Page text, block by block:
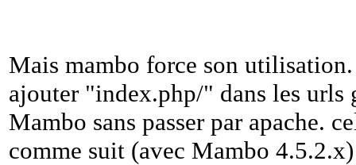
Mais mambo force son
ajouter "index.php/" dans les urls
Mambo sans passer par apache.
comme suit (avec Mambo